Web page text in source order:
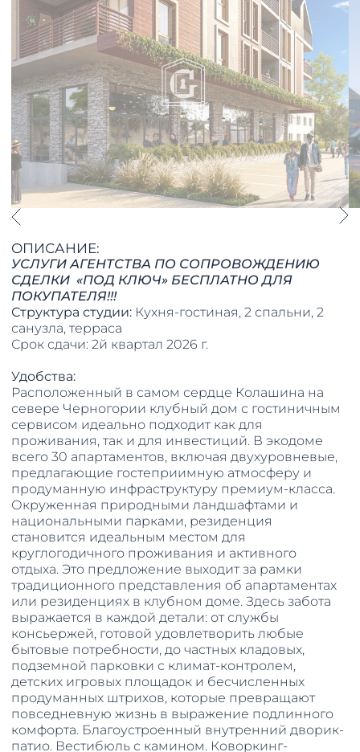
ОПИСАНИЕ:
УСЛУГИ АГЕНТСТВА ПО СОПРОВОЖДЕНИЮ
СДЕЛКИ «ПОД КЛЮЧ» БЕСПЛАТНО ДЛЯ
ПОКУПАТЕЛЯ!!!
Структура студии: Кухня-гостиная, 2 спальни, 2
санузла, терраса
Срок сдачи: 2й квартал 2026 г.
Удобства:
Расположенный в самом сердце Колашина на
севере Черногории клубный дом с гостиничным
сервисом идеально подходит как для
проживания, так и для инвестиций. В экодоме
всего 30 апартаментов, включая двухуровневые,
предлагающие гостеприимную атмосферу и
продуманную инфраструктуру премиум-класса.
Окруженная природными ландшафтами и
национальными парками, резиденция
становится идеальным местом для
круглогодичного проживания и активного
отдыха. Это предложение выходит за рамки
традиционного представления об апартаментах
или резиденциях в клубном доме. Здесь забота
выражается в каждой детали: от службы
консьержей, готовой удовлетворить любые
бытовые потребности, до частных кладовых,
подземной парковки с климат-контролем,
детских игровых площадок и бесчисленных
продуманных штрихов, которые превращают
повседневную жизнь в выражение подлинного
комфорта. Благоустроенный внутренний дворик-
патио. Вестибюль с камином. Коворкинг-